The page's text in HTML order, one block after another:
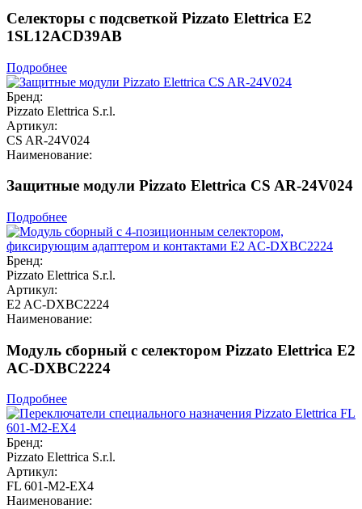
Селекторы с подсветкой Pizzato Elettrica E2
1SL12ACD39AB
Подробнее
Бренд:
Pizzato Elettrica S.r.l.
Артикул:
CS AR-24V024
Наименование:
Защитные модули Pizzato Elettrica CS AR-24V024
Подробнее
Бренд:
Pizzato Elettrica S.r.l.
Артикул:
E2 AC-DXBC2224
Наименование:
Модуль сборный с селектором Pizzato Elettrica E2
AC-DXBC2224
Подробнее
Бренд:
Pizzato Elettrica S.r.l.
Артикул:
FL 601-M2-EX4
Наименование: